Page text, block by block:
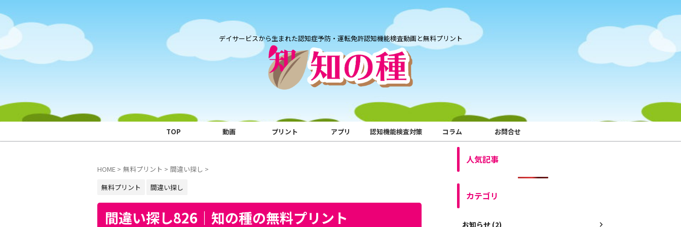
デイサービスから生まれた認知症予防・運転免許認知機能検査動画と無料プリント
TOP 動画 プリント アプリ 認知機能検査対策 コラム お問合せ
HOME > 無料プリント > 間違い探し >
無料プリント
間違い探し
間違い探し826｜知の種の無料プリント
人気記事
カテゴリ
お知らせ (2)